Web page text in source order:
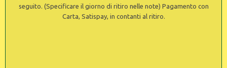
seguito. (Specificare il giorno di ritiro nelle note) Pagamento con
Carta, Satispay, in contanti al ritiro.